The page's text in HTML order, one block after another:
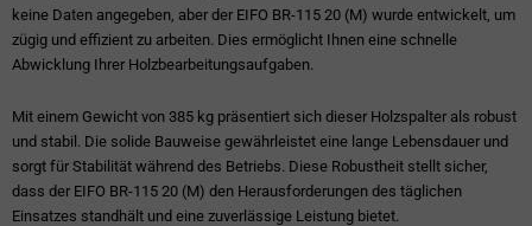
keine Daten angegeben, aber der EIFO BR-115 20 (M) wurde entwickelt, um
zügig und effizient zu arbeiten. Dies ermöglicht Ihnen eine schnelle
Abwicklung Ihrer Holzbearbeitungsaufgaben.
Mit einem Gewicht von 385 kg präsentiert sich dieser Holzspalter als robust
und stabil. Die solide Bauweise gewährleistet eine lange Lebensdauer und
sorgt für Stabilität während des Betriebs. Diese Robustheit stellt sicher,
dass der EIFO BR-115 20 (M) den Herausforderungen des täglichen
Einsatzes standhält und eine zuverlässige Leistung bietet.